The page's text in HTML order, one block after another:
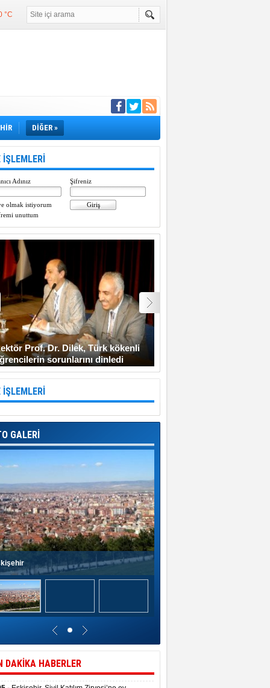
°C
girdi
DİĞER »
İŞLEMLERİ
Adınız Şifreniz
olmak istiyorum
unuttum
Prof. Dr. Dilek, Türk kökenli
sorunlarını dinledi
İŞLEMLERİ
GALERİ
DAKİKA HABERLER